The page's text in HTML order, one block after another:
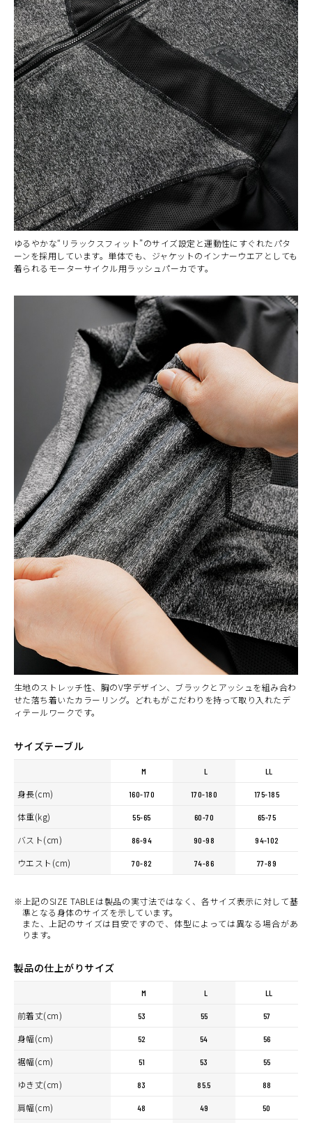
ゆるやかな“リラックスフィット”のサイズ設定と運動性にすぐれたパタ
ーンを採用しています。単体でも、ジャケットのインナーウエアとしても
着られるモーターサイクル用ラッシュパーカです。
生地のストレッチ性、胸のV字デザイン、ブラックとアッシュを組み合わ
せた落ち着いたカラーリング。どれもがこだわりを持って取り入れたデ
ィテールワークです。
サイズテーブル
M L LL
身長(cm) 160-170 170-180 175-185
体重(kg) 55-65 60-70 65-75
バスト(cm) 86-94 90-98 94-102
ウエスト(cm) 70-82 74-86 77-89
※上記のSIZE TABLEは製品の実寸法ではなく、各サイズ表示に対して基
準となる身体のサイズを示しています。
また、上記のサイズは目安ですので、体型によっては異なる場合があ
ります。
製品の仕上がりサイズ
M L LL
前着丈(cm) 53 55 57
身幅(cm) 52 54 56
裾幅(cm) 51 53 55
ゆき丈(cm) 83 85.5 88
肩幅(cm) 48 49 50
カートに入れる
BLACK
カートに入れる